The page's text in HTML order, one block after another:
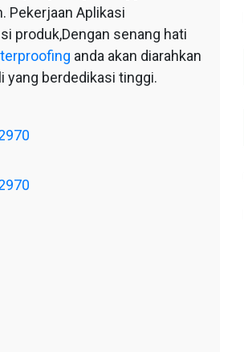
Pekerjaan Aplikasi
produk,Dengan senang hati
anda akan diarahkan
yang berdedikasi tinggi.